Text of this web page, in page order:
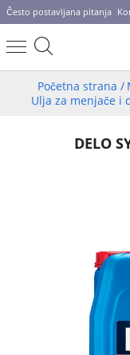
Često postavljana pitanja
Početna strana /
Ulja za menjače i
DELO